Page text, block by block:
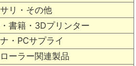
リ・その他
書籍・3Dプリンター
・PCサプライ
ーラー関連製品